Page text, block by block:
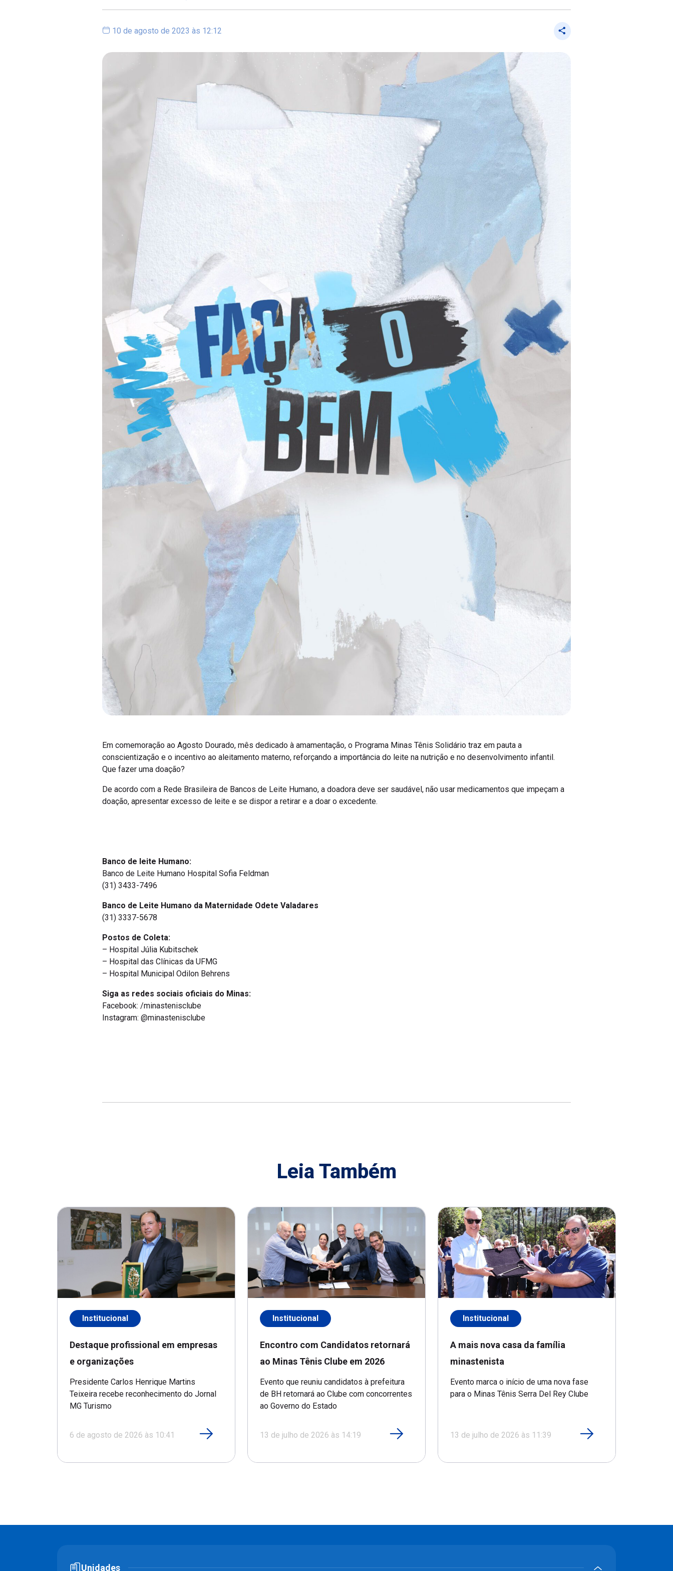
10 de agosto de 2023 às 12:12
Em comemoração ao Agosto Dourado, mês dedicado à amamentação, o Programa Minas Tênis Solidário traz em pauta a
conscientização e o incentivo ao aleitamento materno, reforçando a importância do leite na nutrição e no desenvolvimento infantil.
Que fazer uma doação?
De acordo com a Rede Brasileira de Bancos de Leite Humano, a doadora deve ser saudável, não usar medicamentos que impeçam a
doação, apresentar excesso de leite e se dispor a retirar e a doar o excedente.
Banco de leite Humano:
Banco de Leite Humano Hospital Sofia Feldman
(31) 3433-7496
Banco de Leite Humano da Maternidade Odete Valadares
(31) 3337-5678
Postos de Coleta:
– Hospital Júlia Kubitschek
– Hospital das Clínicas da UFMG
– Hospital Municipal Odilon Behrens
Siga as redes sociais oficiais do Minas:
Facebook: /minastenisclube
Instagram: @minastenisclube
Leia Também
Institucional
Destaque profissional em empresas
e organizações
Presidente Carlos Henrique Martins
Teixeira recebe reconhecimento do Jornal
MG Turismo
6 de agosto de 2026 às 10:41
Institucional
Encontro com Candidatos retornará
ao Minas Tênis Clube em 2026
Evento que reuniu candidatos à prefeitura
de BH retornará ao Clube com concorrentes
ao Governo do Estado
13 de julho de 2026 às 14:19
Institucional
A mais nova casa da família
minastenista
Evento marca o início de uma nova fase
para o Minas Tênis Serra Del Rey Clube
13 de julho de 2026 às 11:39
Unidades